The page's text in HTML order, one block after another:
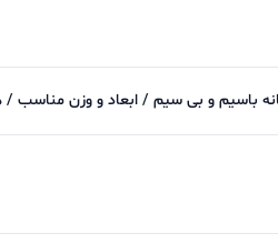
باسیم و بی سیم / ابعاد و وزن مناسب /